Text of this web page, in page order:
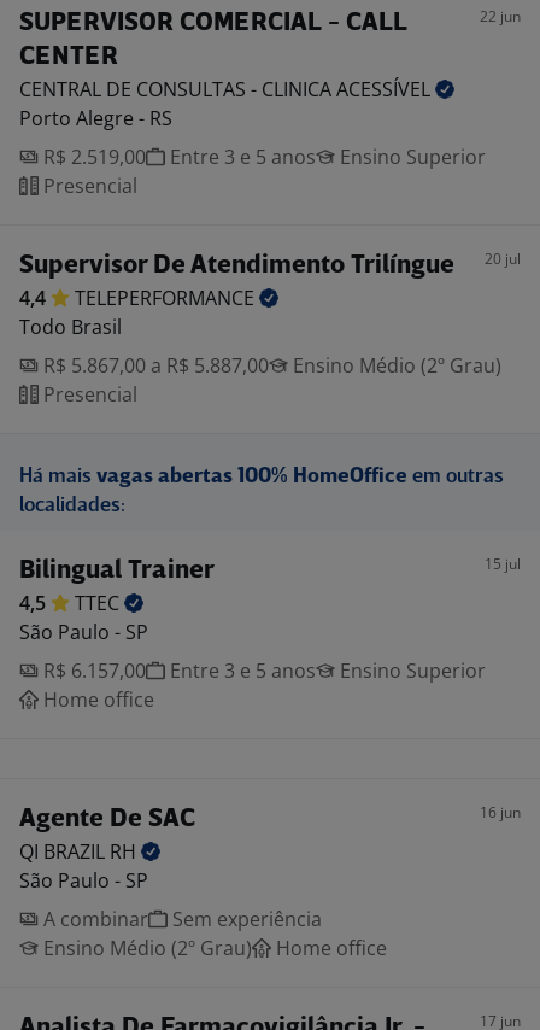
SUPERVISOR COMERCIAL - CALL
CENTER
22 jun
CENTRAL DE CONSULTAS - CLINICAACESSÍVEL
Porto Alegre - RS
R$ 2.519,00
Entre 3 e 5 anos
Ensino Superior
Presencial
Supervisor De Atendimento Trilíngue 20 jul
4,4
TELEPERFORMANCE
Todo Brasil
R$ 5.867,00 a R$ 5.887,00
Ensino Médio (2º Grau)
Presencial
Há mais vagas abertas 100% HomeOffice em outras
localidades:
Bilingual Trainer 15 jul
4,5
TTEC
São Paulo - SP
R$ 6.157,00
Entre 3 e 5 anos
Ensino Superior
Home office
Agente De SAC 16 jun
QI BRAZIL RH
São Paulo - SP
A combinar
Sem experiência
Ensino Médio (2º Grau)
Home office
17 jun